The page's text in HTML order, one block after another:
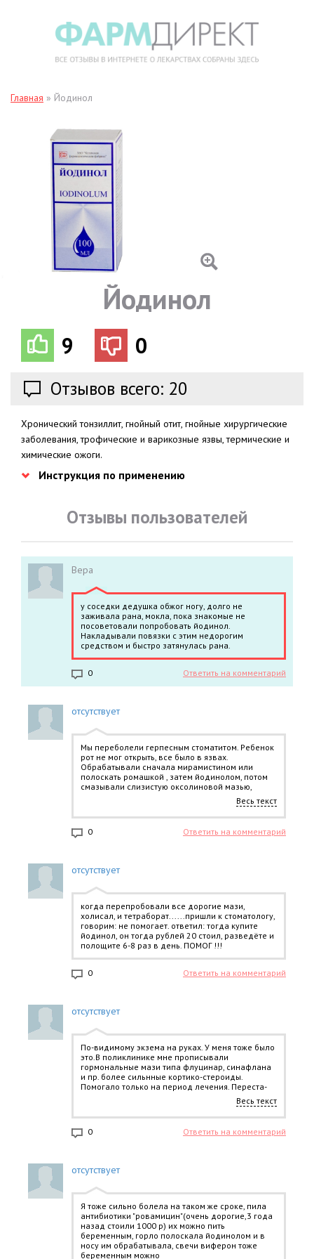
Главная » Йодинол
Йодинол
9 0
Отзывов всего: 20
Хронический тонзиллит, гнойный отит, гнойные хирургические
заболевания, трофические и варикозные язвы, термические и
химические ожоги.
Инструкция по применению
Отзывы пользователей
Вера
у соседки дедушка обжог ногу, долго не
заживала рана, мокла, пока знакомые не
посоветовали попробовать йодинол.
Накладывали повязки с этим недорогим
средством и быстро затянулась рана.
0 Ответить на комментарий
отсутствует
Мы переболели герпесным стоматитом. Ребенок
рот не мог открыть, все было в язвах.
Обрабатывали сначала мирамистином или
полоскать ромашкой , затем йодинолом, потом
смазывали слизистую оксолиновой мазью,
холисалом . Лечение назначил стоматолог иВесь текст
0 Ответить на комментарий
отсутствует
когда перепробовали все дорогие мази,
холисал, и тетраборат......пришли к стоматологу,
говорим: не помогает. ответил: тогда купите
йодинол, он тогда рублей 20 стоил, разведёте и
полощите 6-8 раз в день. ПОМОГ !!!
0 Ответить на комментарий
отсутствует
По-видимому экзема на руках. У меня тоже было
это.В поликлинике мне прописывали
гормональные мази типа флуцинар, синафлана
и пр. более сильнные кортико-стероиды.
Помогало только на период лечения. Переста-
ешь мазать - все возвращается. Применяла
йодинол на вату и на болячки и под бинт.
Делали мне в Церкви елеепомазание.И не
сразу но в конце концов до меня дошло, и я
совсем отказаласьот любых кортикостероидов.
Велюр,Василек и в аптеке в зелененькой
упаковке крем для тела Сабельник. И слава
Господу нашему, прошло.
Весь текст
0 Ответить на комментарий
отсутствует
Я тоже сильно болела на таком же сроке, пила
антибиотики "ровамицин"(очень дорогие,3 года
назад стоили 1000 р) их можно пить
беременным, горло полоскала йодинолом и в
носу им обрабатывала, свечи виферон тоже
беременным можно